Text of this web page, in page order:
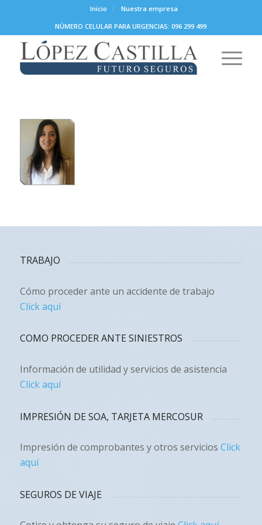
Inicio
Nuestra empresa
NÚMERO CELULAR PARA URGENCIAS: 096 299 499
TRABAJO
Cómo proceder ante un accidente de trabajo
Click aquí
COMO PROCEDER ANTE SINIESTROS
Información de utilidad y servicios de asistencia
Click aquí
IMPRESIÓN DE SOA, TARJETA MERCOSUR
Impresión de comprobantes y otros servicios Click
aquí
SEGUROS DE VIAJE